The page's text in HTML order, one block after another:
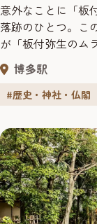
意外なことに「板
落跡のひとつ。こ
が「板付弥生のム
が復元され、タイ
作りの歴史が体験
多くの発掘資料を
つである板付遺跡
博多駅
#歴史・神社・仏閣